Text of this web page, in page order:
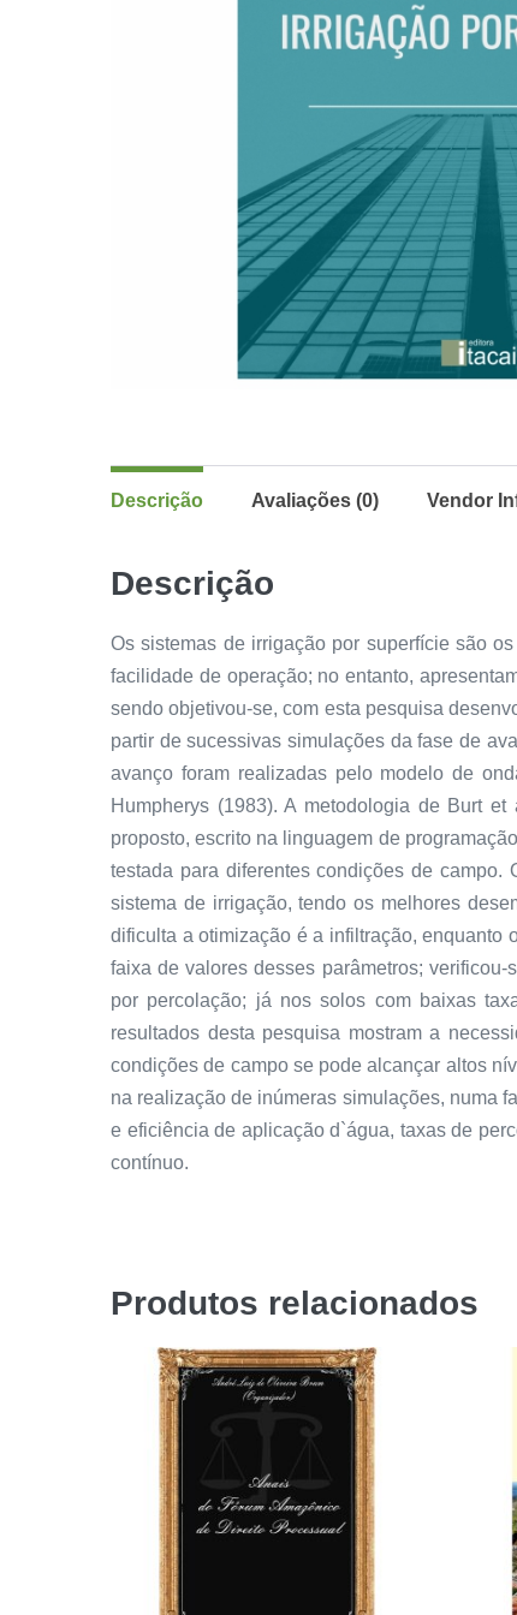
Descrição Avaliações (0) Vendor
Descrição
Os sistemas de irrigação por superfície são
facilidade de operação; no entanto,
sendo objetivou-se, com esta pesquisa
partir de sucessivas simulações da fase de
avanço foram realizadas pelo modelo de
Humpherys (1983). A metodologia de Burt
proposto, escrito na linguagem de
testada para diferentes condições de
sistema de irrigação, tendo os melhores
dificulta a otimização é a infiltração, enquanto
faixa de valores desses parâmetros;
por percolação; já nos solos com baixas
resultados desta pesquisa mostram a
condições de campo se pode alcançar altos
na realização de inúmeras simulações, numa
e eficiência de aplicação d`água, taxas de
contínuo.
Produtos relacionados